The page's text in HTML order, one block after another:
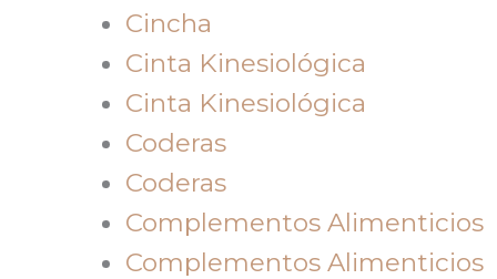
Cincha
Cinta Kinesiológica
Cinta Kinesiológica
Coderas
Coderas
Complementos Alimenticios
Complementos Alimenticios